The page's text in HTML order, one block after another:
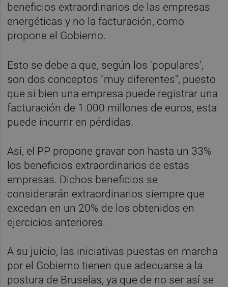
beneficios extraordinarios de las empresas
energéticas y no la facturación, como
propone el Gobierno.
Esto se debe a que, según los 'populares',
son dos conceptos "muy diferentes", puesto
que si bien una empresa puede registrar una
facturación de 1.000 millones de euros, esta
puede incurrir en pérdidas.
Así, el PP propone gravar con hasta un 33%
los beneficios extraordinarios de estas
empresas. Dichos beneficios se
considerarán extraordinarios siempre que
excedan en un 20% de los obtenidos en
ejercicios anteriores.
A su juicio, las iniciativas puestas en marcha
por el Gobierno tienen que adecuarse a la
postura de Bruselas, ya que de no ser así se